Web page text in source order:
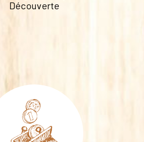
Découverte